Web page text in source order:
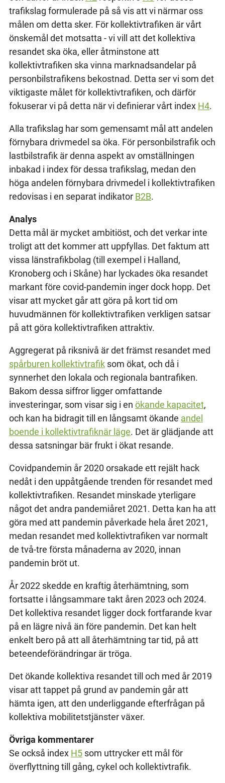
trafikslag formulerade på så vis att vi närmar oss
målen om detta sker. För kollektivtrafiken är vårt
önskemål det motsatta - vi vill att det kollektiva
resandet ska öka, eller åtminstone att
kollektivtrafiken ska vinna marknadsandelar på
personbilstrafikens bekostnad. Detta ser vi som det
viktigaste målet för kollektivtrafiken, och därför
fokuserar vi på detta när vi definierar vårt index H4.
Alla trafikslag har som gemensamt mål att andelen
förnybara drivmedel sa öka. För personbilstrafik och
lastbilstrafik är denna aspekt av omställningen
inbakad i index för dessa trafikslag, medan den
höga andelen förnybara drivmedel i kollektivtrafiken
redovisas i en separat indikator B2B.
Analys
Detta mål är mycket ambitiöst, och det verkar inte
troligt att det kommer att uppfyllas. Det faktum att
vissa länstrafikbolag (till exempel i Halland,
Kronoberg och i Skåne) har lyckades öka resandet
markant före covid-pandemin inger dock hopp. Det
visar att mycket går att göra på kort tid om
huvudmännen för kollektivtrafiken verkligen satsar
på att göra kollektivtrafiken attraktiv.
Aggregerat på riksnivå är det främst resandet med
spårburen kollektivtrafiksom ökat, och då i
synnerhet den lokala och regionala bantrafiken.
Bakom dessa siffror ligger omfattande
investeringar, som visar sig i en ökande kapacitet,
och kan ha bidragit till en långsamt ökande andel
boende i kollektivtrafiknär läge. Det är glädjande att
dessa satsningar bär frukt i ökat resande.
Covidpandemin år 2020 orsakade ett rejält hack
nedåt i den uppåtgående trenden för resandet med
kollektivtrafiken. Resandet minskade yterligare
något det andra pandemiåret 2021. Detta kan ha att
göra med att pandemin påverkade hela året 2021,
medan resandet med kollektivtrafiken var normalt
de två-tre första månaderna av 2020, innan
pandemin bröt ut.
År 2022 skedde en kraftig återhämtning, som
fortsatte i långsammare takt åren 2023 och 2024.
Det kollektiva resandet ligger dock fortfarande kvar
på en lägre nivå än före pandemin. Det kan helt
enkelt bero på att all återhämtning tar tid, på att
beteendeförändringar är tröga.
Det ökande kollektiva resandet till och med år 2019
visar att tappet på grund av pandemin går att
hämta igen, att den underliggande efterfrågan på
kollektiva mobilitetstjänster växer.
Övriga kommentarer
Se också index H5som uttrycker ett mål för
överflyttning till gång, cykel och kollektivtrafik.